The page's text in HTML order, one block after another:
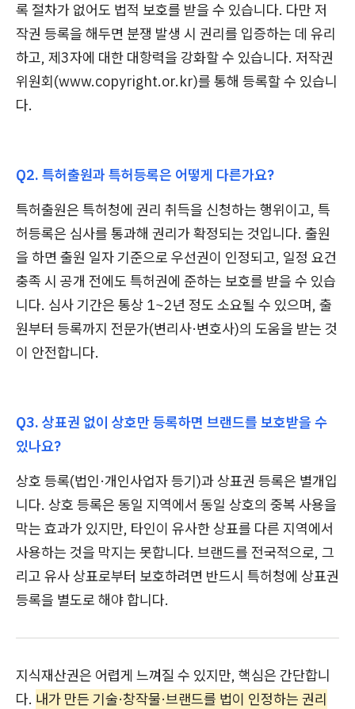
록 절차가 없어도 법적 보호를 받을 수 있습니다. 다만 저
작권 등록을 해두면 분쟁 발생 시 권리를 입증하는 데 유리
하고, 제3자에 대한 대항력을 강화할 수 있습니다. 저작권
위원회(www.copyright.or.kr)를 통해 등록할 수 있습니
다.
Q2. 특허출원과 특허등록은 어떻게 다른가요?
특허출원은 특허청에 권리 취득을 신청하는 행위이고, 특
허등록은 심사를 통과해 권리가 확정되는 것입니다. 출원
을 하면 출원 일자 기준으로 우선권이 인정되고, 일정 요건
충족 시 공개 전에도 특허권에 준하는 보호를 받을 수 있습
니다. 심사 기간은 통상 1~2년 정도 소요될 수 있으며, 출
원부터 등록까지 전문가(변리사·변호사)의 도움을 받는 것
이 안전합니다.
Q3. 상표권 없이 상호만 등록하면 브랜드를 보호받을 수
있나요?
상호 등록(법인·개인사업자 등기)과 상표권 등록은 별개입
니다. 상호 등록은 동일 지역에서 동일 상호의 중복 사용을
막는 효과가 있지만, 타인이 유사한 상표를 다른 지역에서
사용하는 것을 막지는 못합니다. 브랜드를 전국적으로, 그
리고 유사 상표로부터 보호하려면 반드시 특허청에 상표권
등록을 별도로 해야 합니다.
지식재산권은 어렵게 느껴질 수 있지만, 핵심은 간단합니
다. 내가 만든 기술·창작물·브랜드를 법이 인정하는 권리